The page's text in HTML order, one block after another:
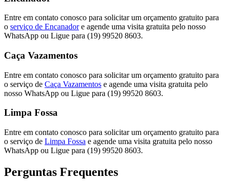
Entre em contato conosco para solicitar um orçamento gratuito para
o serviço de Encanadore agende uma visita gratuita pelo nosso
WhatsApp ou Ligue para (19) 99520 8603.
Caça Vazamentos
Entre em contato conosco para solicitar um orçamento gratuito para
o serviço de Caça Vazamentos e agende uma visita gratuita pelo
nosso WhatsApp ou Ligue para (19) 99520 8603.
Limpa Fossa
Entre em contato conosco para solicitar um orçamento gratuito para
o serviço de Limpa Fossa e agende uma visita gratuita pelo nosso
WhatsApp ou Ligue para (19) 99520 8603.
Perguntas Frequentes